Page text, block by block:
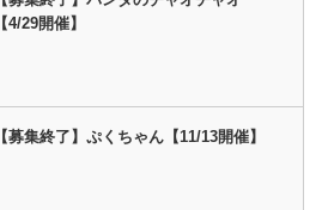
【4/29開催】
【募集終了】ぷくちゃん【11/13開催】